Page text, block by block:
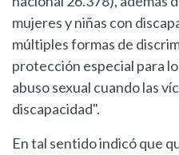
mujeres y niñas con
múltiples formas de
protección especial para
abuso sexual cuando las
discapacidad".
En tal sentido indicó que